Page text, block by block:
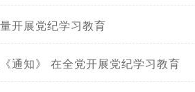
开展党纪学习教育
通知》 在全党开展党纪学习教育